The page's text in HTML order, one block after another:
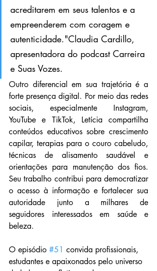
acreditarem em seus talentos e a
empreenderem com coragem e
autenticidade."Claudia Cardillo,
apresentadora do podcast Carreira
e Suas Vozes.
Outro diferencial em sua trajetória é a
forte presença digital. Por meio das redes
sociais, especialmente Instagram,
YouTube e TikTok, Letícia compartilha
conteúdos educativos sobre crescimento
capilar, terapias para o couro cabeludo,
técnicas de alisamento saudável e
orientações para manutenção dos fios.
Seu trabalho contribui para democratizar
o acesso à informação e fortalecer sua
autoridade junto a milhares de
seguidores interessados em saúde e
beleza.
O episódio #51 convida profissionais,
estudantes e apaixonados pelo universo